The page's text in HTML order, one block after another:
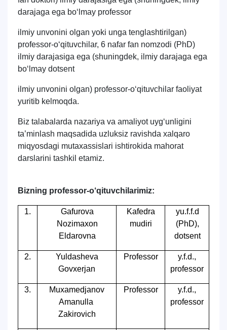
darajaga ega bo‘lmay professor
ilmiy unvonini olgan yoki unga tenglashtirilgan)
professor-o‘qituvchilar, 6 nafar fan nomzodi (PhD)
ilmiy darajasiga ega (shuningdek, ilmiy darajaga ega
bo‘lmay dotsent
ilmiy unvonini olgan) professor-o‘qituvchilar faoliyat
yuritib kelmoqda.
Biz talabalarda nazariya va amaliyot uyg‘unligini
ta’minlash maqsadida uzluksiz ravishda xalqaro
miqyosdagi mutaxassislari ishtirokida mahorat
darslarini tashkil etamiz.
Bizning professor-o‘qituvchilarimiz:
1.
Gafurova
Nozimaxon
Eldarovna
Kafedra
mudiri
yu.f.f.d
(PhD),
dotsent
2.
Yuldasheva
Govxerjan
Professor
y.f.d.,
professor
3.
Muxamedjanov
Amanulla
Zakirovich
Professor
y.f.d.,
professor